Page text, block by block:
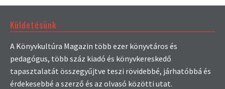
Küldetésünk
A Könyvkultúra Magazin több ezer könyvtáros és
pedagógus, több száz kiadó és könyvkereskedő
tapasztalatát összegyűjtve teszi rövidebbé, járhatóbbá és
érdekesebbé a szerző és az olvasó közötti utat.